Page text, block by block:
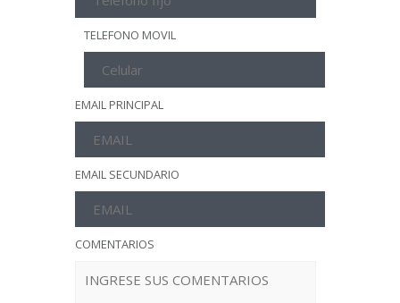
TELEFONO MOVIL
EMAIL PRINCIPAL
EMAIL SECUNDARIO
COMENTARIOS